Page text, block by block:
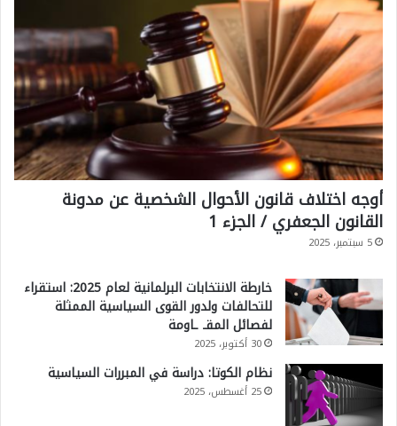
أوجه اختلاف قانون الأحوال الشخصية عن مدونة
القانون الجعفري / الجزء 1
5 سبتمبر، 2025
خارطة الانتخابات البرلمانية لعام 2025: استقراء
للتحالفات ولدور القوى السياسية الممثلة
لفصائل المقـ ـاومة
30 أكتوبر، 2025
نظام الكوتا: دراسة في المبررات السياسية
25 أغسطس، 2025